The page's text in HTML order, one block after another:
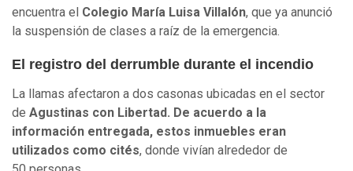
encuentra el Colegio María Luisa Villalón, que ya anunció
la suspensión de clases a raíz de la emergencia.
El registro del derrumble durante el incendio
La llamas afectaron a dos casonas ubicadas en el sector
de Agustinas con Libertad. De acuerdo a la
información entregada, estos inmuebles eran
utilizados como cités, donde vivían alrededor de